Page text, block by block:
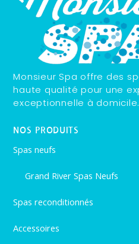
Monsieur Spa offre des
haute qualité pour une
exceptionnelle à domicile.
NOS PRODUITS
Spas neufs
Grand River Spas Neufs
Spas reconditionnés
Accessoires